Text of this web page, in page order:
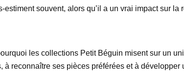
souvent, alors qu’il a un vrai impact sur la
les collections Petit Béguin misent sur un
reconnaître ses pièces préférées et à